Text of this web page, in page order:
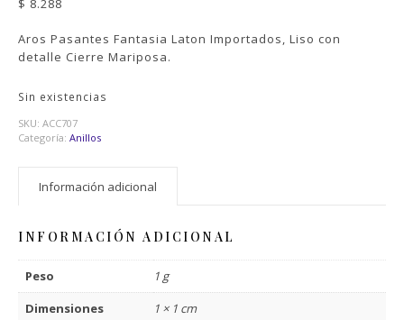
$ 8.288
Aros Pasantes Fantasia Laton Importados, Liso con
detalle Cierre Mariposa.
Sin existencias
SKU: ACC707
Categoría: Anillos
Información adicional
INFORMACIÓN ADICIONAL
Peso
1 g
Dimensiones
1 × 1 cm